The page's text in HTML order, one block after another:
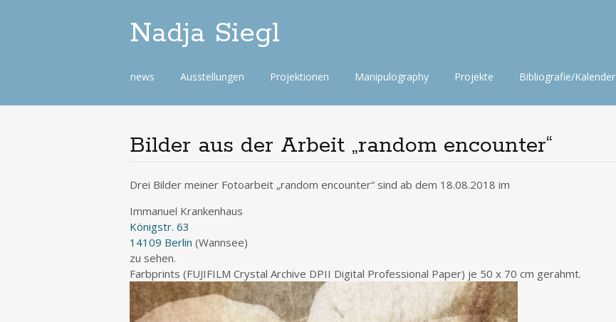
Nadja Siegl
Skip
content
news Ausstellungen Projektionen Manipulography Projekte Bibliografie/Kalender
Bilder aus der Arbeit „random encounter“
Drei Bilder meiner Fotoarbeit „random encounter“ sind ab dem 18.08.2018 im
Immanuel Krankenhaus
Königstr. 63
14109 Berlin (Wannsee)
zu sehen.
Farbprints (FUJIFILM Crystal Archive DPII Digital Professional Paper) je 50 x 70 cm gerahmt.